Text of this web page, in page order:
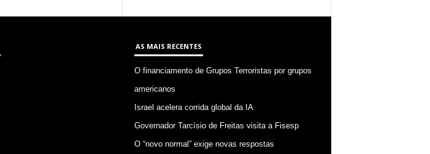
AS MAIS RECENTES
O financiamento de Grupos Terroristas por grupos
americanos
Israel acelera corrida global da IA
Governador Tarcísio de Freitas visita a Fisesp
O “novo normal” exige novas respostas